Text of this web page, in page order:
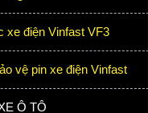
xe điện Vinfast VF3
vệ pin xe điện Vinfast
Ô TÔ